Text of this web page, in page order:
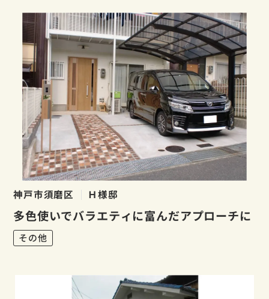
神戸市須磨区 Ｈ様邸
多色使いでバラエティに富んだアプローチに
その他